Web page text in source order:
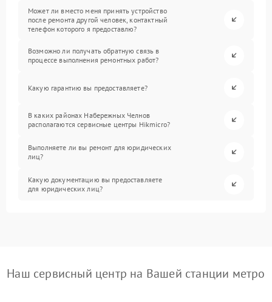
Может ли вместо меня принять устройство
после ремонта другой человек, контактный
телефон которого я предоставлю?
Возможно ли получать обратную связь в
процессе выполнения ремонтных работ?
Какую гарантию вы предоставляете?
В каких районах Набережных Челнов
располагаются сервисные центры Hikmicro?
Выполняете ли вы ремонт для юридических
лиц?
Какую документацию вы предоставляете
для юридических лиц?
Наш сервисный центр на Вашей станции метро